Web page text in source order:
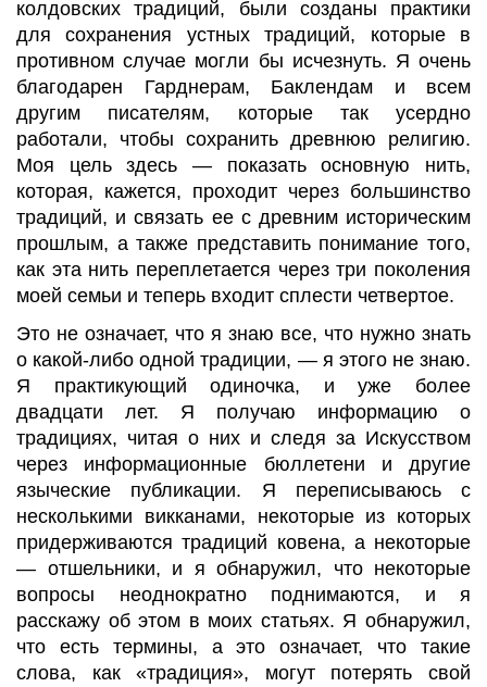
колдовских традиций, были созданы практики
для сохранения устных традиций, которые в
противном случае могли бы исчезнуть. Я очень
благодарен Гарднерам, Баклендам и всем
другим писателям, которые так усердно
работали, чтобы сохранить древнюю религию.
Моя цель здесь — показать основную нить,
которая, кажется, проходит через большинство
традиций, и связать ее с древним историческим
прошлым, а также представить понимание того,
как эта нить переплетается через три поколения
моей семьи и теперь входит сплести четвертое.
Это не означает, что я знаю все, что нужно знать
о какой-либо одной традиции, — я этого не знаю.
Я практикующий одиночка, и уже более
двадцати лет. Я получаю информацию о
традициях, читая о них и следя за Искусством
через информационные бюллетени и другие
языческие публикации. Я переписываюсь с
несколькими викканами, некоторые из которых
придерживаются традиций ковена, а некоторые
— отшельники, и я обнаружил, что некоторые
вопросы неоднократно поднимаются, и я
расскажу об этом в моих статьях. Я обнаружил,
что есть термины, а это означает, что такие
слова, как «традиция», могут потерять свой